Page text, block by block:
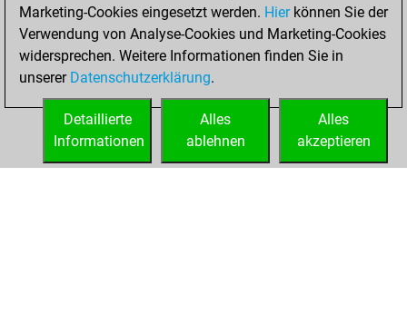
Samstag, Februar
27, 2021
You created
your Fritz account
Marketing-Cookies eingesetzt werden. Hierkönnen Sie der
Verwendung von Analyse-Cookies und Marketing-Cookies
widersprechen. Weitere Informationen finden Sie in
unserer Datenschutzerklärung.
Alles
akzeptieren
Alles
ablehnen
Detaillierte
Informationen